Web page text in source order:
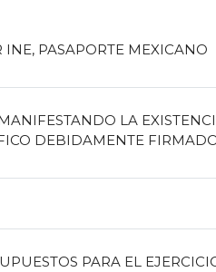
PASAPORTE MEXICANO
LA
DEBIDAMENTE
PARA EL